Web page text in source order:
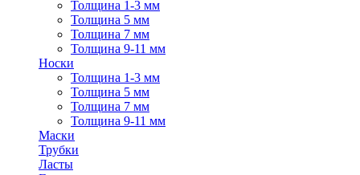
Толщина 1-3 мм
Толщина 5 мм
Толщина 7 мм
Толщина 9-11 мм
Носки
Толщина 1-3 мм
Толщина 5 мм
Толщина 7 мм
Толщина 9-11 мм
Маски
Трубки
Ласты